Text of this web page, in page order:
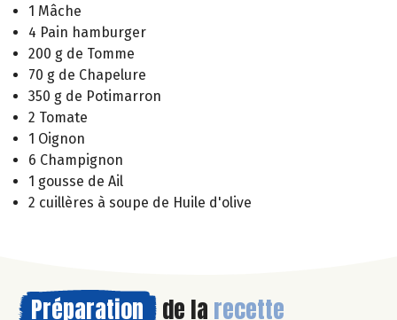
1 Mâche
4 Pain hamburger
200 g de Tomme
70 g de Chapelure
350 g de Potimarron
2 Tomate
1 Oignon
6 Champignon
1 gousse de Ail
2 cuillères à soupe de Huile d'olive
Préparation de la recette